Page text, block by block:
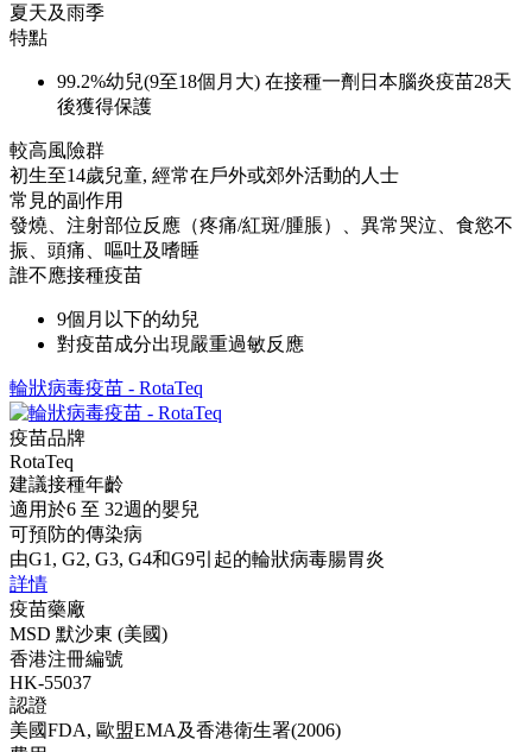
夏天及雨季
特點
99.2%幼兒(9至18個月大) 在接種一劑日本腦炎疫苗28天
後獲得保護
較高風險群
初生至14歲兒童, 經常在戶外或郊外活動的人士
常見的副作用
發燒、注射部位反應（疼痛/紅斑/腫脹）、異常哭泣、食慾不
振、頭痛、嘔吐及嗜睡
誰不應接種疫苗
9個月以下的幼兒
對疫苗成分出現嚴重過敏反應
輪狀病毒疫苗 - RotaTeq
疫苗品牌
RotaTeq
建議接種年齡
適用於6 至 32週的嬰兒
可預防的傳染病
由G1, G2, G3, G4和G9引起的輪狀病毒腸胃炎
詳情
疫苗藥廠
MSD 默沙東 (美國)
香港注冊編號
HK-55037
認證
美國FDA, 歐盟EMA及香港衛生署(2006)